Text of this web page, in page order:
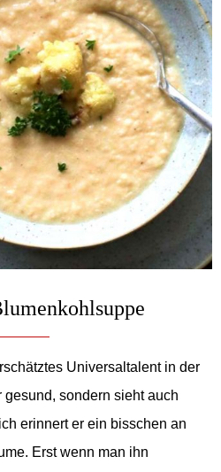
Universaltalent in der
gesund, sondern sieht auch
erinnert er ein bisschen an
Erst wenn man ihn